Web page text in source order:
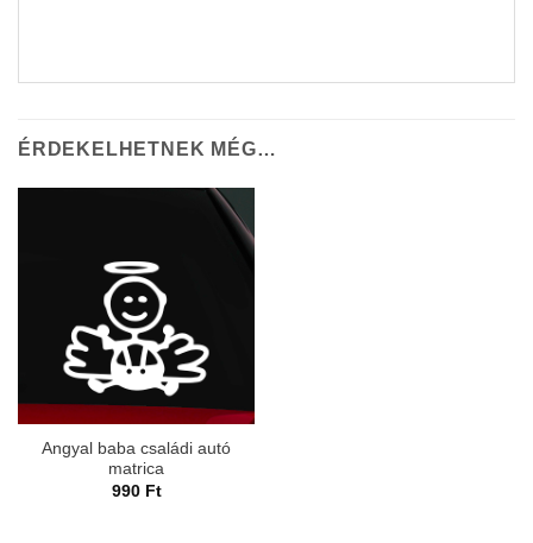
ÉRDEKELHETNEK MÉG…
Angyal baba családi autó
matrica
990 Ft